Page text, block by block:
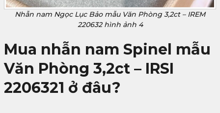
Nhẫn nam Ngọc Lục Bảo mẫu Văn Phòng 3,2ct – IREM
220632 hình ảnh 4
Mua nhẫn nam Spinel mẫu
Văn Phòng 3,2ct – IRSI
2206321 ở đâu?